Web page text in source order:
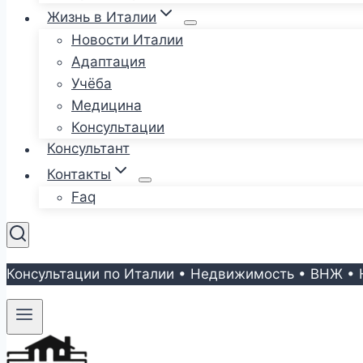
Жизнь в Италии
Новости Италии
Адаптация
Учёба
Медицина
Консультации
Консультант
Контакты
Faq
Консультации по Италии • Недвижимость • ВНЖ •